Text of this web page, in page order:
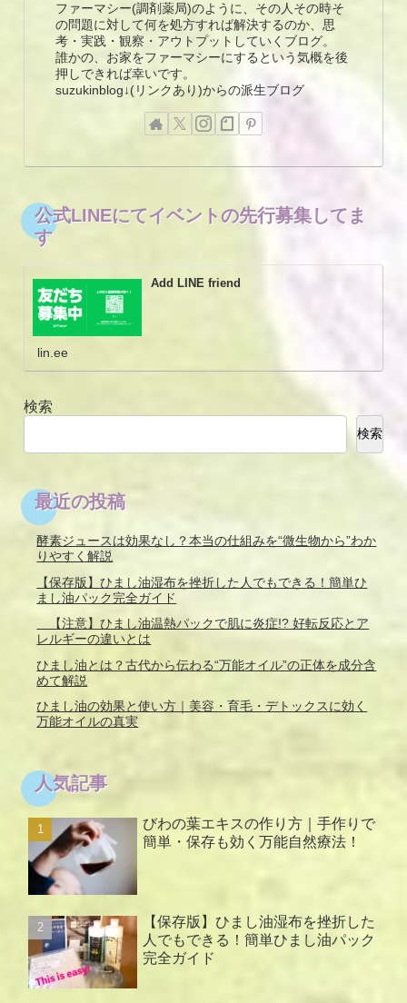
ファーマシー(調剤薬局)のように、その人その時そ
の問題に対して何を処方すれば解決するのか、思
考・実践・観察・アウトプットしていくブログ。
誰かの、お家をファーマシーにするという気概を後
押しできれば幸いです。
suzukinblog↓(リンクあり)からの派生ブログ
公式LINEにてイベントの先行募集してま
す
Add LINE friend
lin.ee
検索
検索
最近の投稿
酵素ジュースは効果なし？本当の仕組みを“微生物から”わか
りやすく解説
【保存版】ひまし油湿布を挫折した人でもできる！簡単ひ
まし油パック完全ガイド
【注意】ひまし油温熱パックで肌に炎症!? 好転反応とア
レルギーの違いとは
ひまし油とは？古代から伝わる“万能オイル”の正体を成分含
めて解説
ひまし油の効果と使い方｜美容・育毛・デトックスに効く
万能オイルの真実
人気記事
びわの葉エキスの作り方｜手作りで
簡単・保存も効く万能自然療法！
【保存版】ひまし油湿布を挫折した
人でもできる！簡単ひまし油パック
完全ガイド